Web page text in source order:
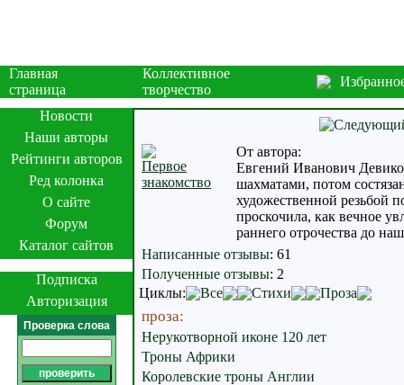
Главная
страница
Коллективное
творчество
Новости
Наши авторы
Рейтинги авторов
Ред колонка
О сайте
Форум
Каталог сайтов
Подписка
Авторизация
Проверка слова
Первое
знакомство
От автора:
Евгений Иванович
шахматами, потом
художественной резьбой
проскочила, как вечное
раннего отрочества до
Написанные отзывы: 61
Полученные отзывы: 2
Циклы:
Все Стихи Проза
проза:
Нерукотворной иконе 120 лет
Троны Африки
Королевские троны Англии